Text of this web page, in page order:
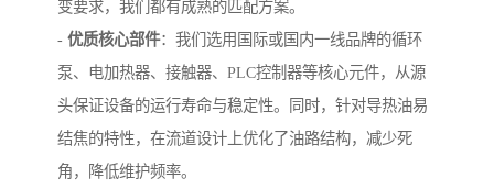
变要求，我们都有成熟的匹配方案。
- 优质核心部件：我们选用国际或国内一线品牌的循环
泵、电加热器、接触器、PLC控制器等核心元件，从源
头保证设备的运行寿命与稳定性。同时，针对导热油易
结焦的特性，在流道设计上优化了油路结构，减少死
角，降低维护频率。